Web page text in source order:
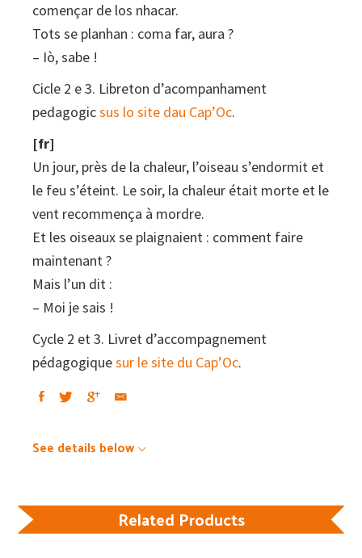
començar de los nhacar.
Tots se planhan : coma far, aura ?
– Iò, sabe !
Cicle 2 e 3. Libreton d’acompanhament
pedagogicsus lo site dau Cap’Oc.
[fr]
Un jour, près de la chaleur, l’oiseau s’endormit et
le feu s’éteint. Le soir, la chaleur était morte et le
vent recommença à mordre.
Et les oiseaux se plaignaient : comment faire
maintenant ?
Mais l’un dit :
– Moi je sais !
Cycle 2 et 3. Livret d’accompagnement
pédagogiquesur le site du Cap’Oc.
See details below
Related Products